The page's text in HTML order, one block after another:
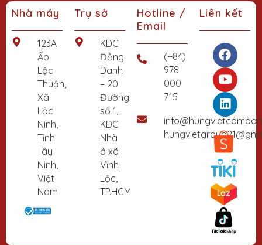
Nhà máy
123A
Ấp
Lộc
Thuận,
Xã
Lộc
Ninh,
Tỉnh
Tây
Ninh,
Việt
Nam
Trụ sở
KDC
Đồng
Danh
– 20
Đường
số 1,
KDC
Nhà
ở xã
Vĩnh
Lộc,
TP.HCM
Hotline /
Email
(+84)
978
000
715
Liên kết
F
a
c
e
b
o
o
k
Y
o
u
t
u
b
e
L
i
n
k
e
d
i
n